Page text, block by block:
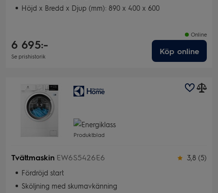
Höjd x Bredd x Djup (mm): 890 x 400 x 600
6 695:-
Se prishistorik
Online
Köp online
Produktblad
Tvättmaskin EW6S5426E6
3,8 (5)
Fördröjd start
Sköljning med skumavkänning